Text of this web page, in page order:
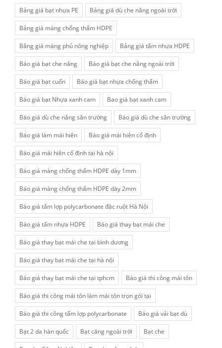
Bảng giá bạt nhựa PE Bảng giá dù che nắng ngoài trời
Bảng giá màng chống thấm HDPE
Bằng giá màng phủ nông nghiệp Bảng giá tấm nhựa HDPE
Báo giá bạt che nắng Báo giá bạt che nắng ngoài trời
Báo giá bạt cuốn Báo giá bạt nhựa chống thấm
Báo giá bạt Nhựa xanh cam Bao giá bạt xanh cam
Báo giá dù che nắng sân trường Báo giá dù che sân trường
Báo giá làm mái hiên Báo giá mái hiên cố định
Báo giá mái hiên cố định tại hà nội
Báo giá màng chống thấm HDPE dày 1mm
Báo giá màng chống thấm HDPE dày 2mm
Báo giá tấm lợp polycarbonate đặc ruột Hà Nội
Báo giá tấm nhựa HDPE Báo giá thay bạt mái che
Báo giá thay bạt mái che tại bình dương
Báo giá thay bạt mái che tại hà nội
Báo giá thay bạt mái che tại tphcm Báo giá thi công mái tôn
Báo giá thi công mái tôn làm mái tôn trọn gói tại
Báo giá thi công tấm lợp polycarbonate Báo giá vải bạt dù
Bạt 2 da hàn quốc Bạt căng ngoài trời Bạt che